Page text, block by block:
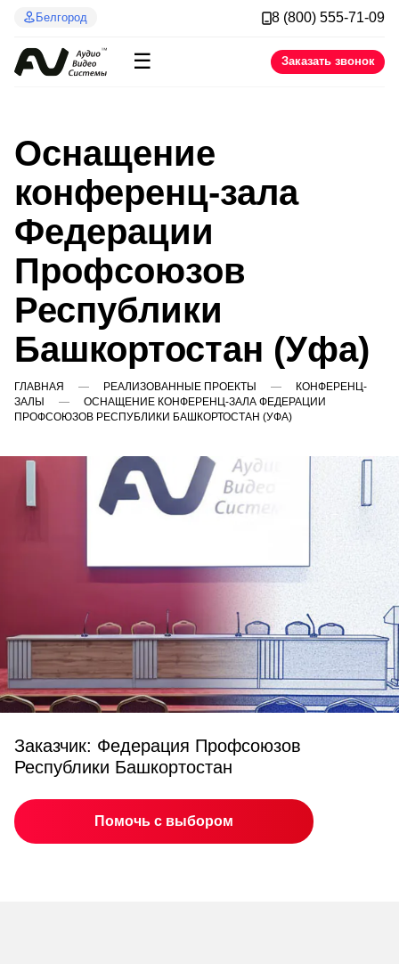
Белгород 8 (800) 555-71-09
☰ Заказать звонок
Оснащение
конференц-зала
Федерации
Профсоюзов
Республики
Башкортостан (Уфа)
ГЛАВНАЯ РЕАЛИЗОВАННЫЕ ПРОЕКТЫ
КОНФЕРЕНЦ-
ЗАЛЫ
ОСНАЩЕНИЕ КОНФЕРЕНЦ-ЗАЛА ФЕДЕРАЦИИ
ПРОФСОЮЗОВ РЕСПУБЛИКИ БАШКОРТОСТАН (УФА)
Заказчик: Федерация Профсоюзов
Республики Башкортостан
Помочь с выбором